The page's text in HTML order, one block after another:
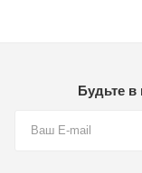
Будьте в